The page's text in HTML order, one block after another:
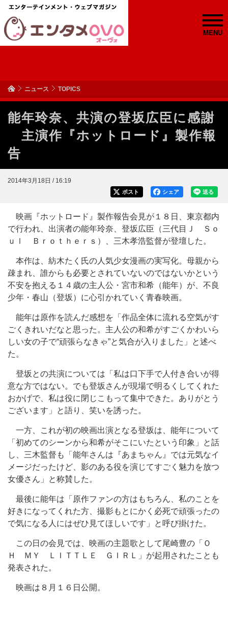
MENU
ニュース TOPICS
能年玲奈、共演の登坂広臣に感謝
主演作『ホットロード』製作報
告
2014年3月18日 / 16:19
送る
シェア
ポスト
映画『ホットロード』製作報告会見が１８日、東京都内
で行われ、出演者の能年玲奈、登坂広臣（三代目Ｊ Ｓｏ
ｕｌ Ｂｒｏｔｈｅｒｓ）、三木孝浩監督が登壇した。
本作は、紡木たく氏の人気少女漫画の実写化。母親から
疎まれ、誰からも必要とされていないのではないかという
不安を抱える１４歳の主人公・宮市和希（能年）が、不良
少年・春山（登坂）に心引かれていく青春映画。
能年は原作を読んだ感想を「作品全体に流れる空気がす
ごくきれいだなと思った。主人公の和希がすごくかわいら
しい女の子で“頑張らなきゃ”と気合が入りました」と述べ
た。
登坂との共演については「私は口下手で人付き合いが得
意な方ではない。でも登坂さんが現場で明るくしてくれた
おかげで、私は役に閉じこもって集中できた。ありがとう
ございます」と語り、笑いを誘った。
一方、これが初の映画出演となる登坂は、能年について
「初めてのシーンから和希がそこにいたという印象」と話
し、三木監督も「能年さんは『あまちゃん』では元気なイ
メージだったけど、影のある役を演じてすごく魅力を放つ
女優さん」と称賛した。
最後に能年は「原作ファンの方はもちろん、私のことを
好きになってくれた方、撮影もとにかく必死で頑張ったの
で気になる人にはぜひ見てほしいです」と呼び掛けた。
この日の会見では、映画の主題歌として尾崎豊の「Ｏ
Ｈ ＭＹ ＬＩＴＴＬＥ ＧＩＲＬ」が起用されたことも
発表された。
映画は８月１６日公開。